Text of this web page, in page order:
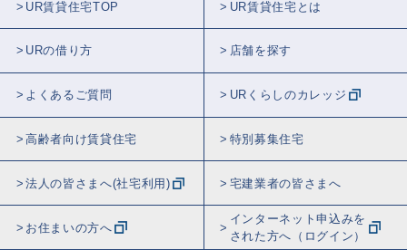
UR賃貸住宅TOP UR賃貸住宅とは
URの借り方 店舗を探す
よくあるご質問 URくらしのカレッジ
高齢者向け賃貸住宅 特別募集住宅
法人の皆さまへ(社宅利用) 宅建業者の皆さまへ
お住まいの方へ
インターネット申込みを
された方へ（ログイン）